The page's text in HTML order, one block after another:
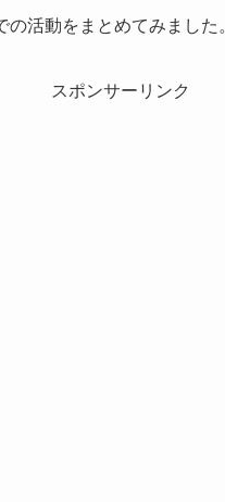
活動をまとめてみました。
スポンサーリンク